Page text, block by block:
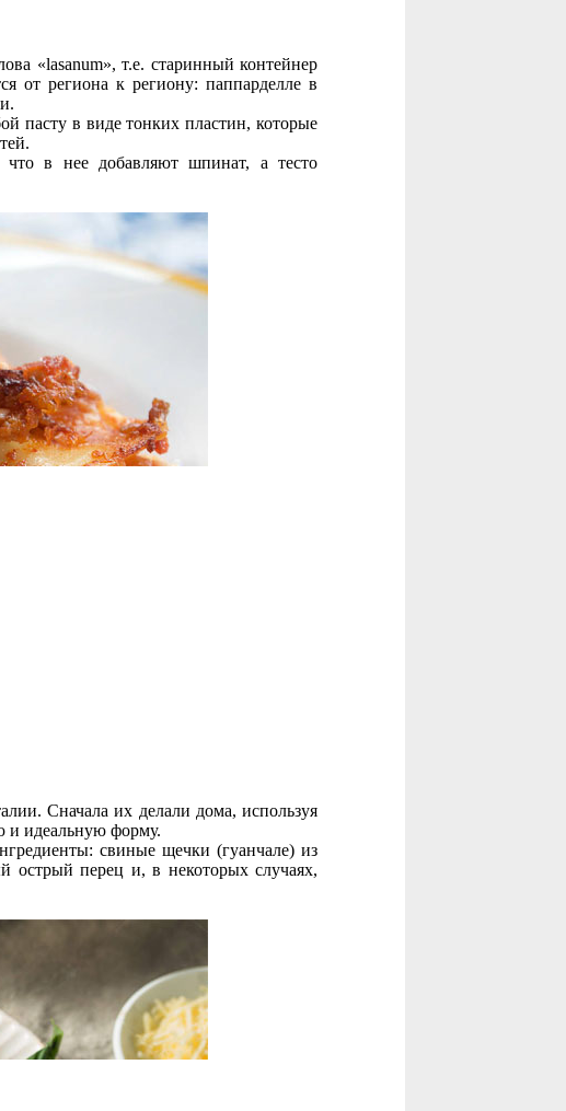
«lasanum», т.е. старинный контейнер
от региона к региону: паппарделле в
пасту в виде тонких пластин, которые
что в нее добавляют шпинат, а тесто
Сначала их делали дома, используя
и идеальную форму.
свиные щечки (гуанчале) из
острый перец и, в некоторых случаях,